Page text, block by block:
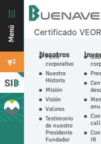
Certificado
Nosotros
Perfil
corporativo
Nuestra
Historia
Misión
Visión
Valores
Testimonio
de nuestro
Presidente
Fundador
IR